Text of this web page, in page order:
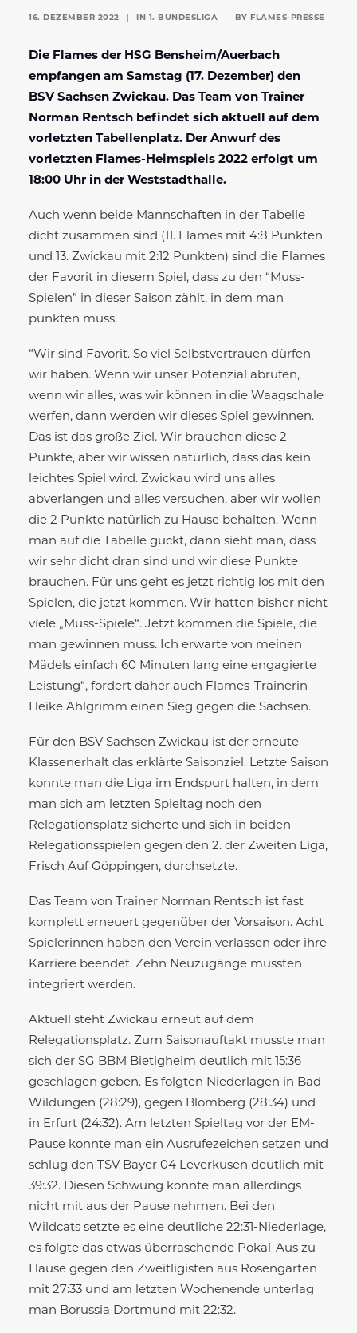
16. DEZEMBER 2022 IN 1. BUNDESLIGA BY FLAMES-PRESSE
Die Flames der HSG Bensheim/Auerbach
empfangen am Samstag (17. Dezember) den
BSV Sachsen Zwickau. Das Team von Trainer
Norman Rentsch befindet sich aktuell auf dem
vorletzten Tabellenplatz. Der Anwurf des
vorletzten Flames-Heimspiels 2022 erfolgt um
18:00 Uhr in der Weststadthalle.
Auch wenn beide Mannschaften in der Tabelle
dicht zusammen sind (11. Flames mit 4:8 Punkten
und 13. Zwickau mit 2:12 Punkten) sind die Flames
der Favorit in diesem Spiel, dass zu den “Muss-
Spielen” in dieser Saison zählt, in dem man
punkten muss.
“Wir sind Favorit. So viel Selbstvertrauen dürfen
wir haben. Wenn wir unser Potenzial abrufen,
wenn wir alles, was wir können in die Waagschale
werfen, dann werden wir dieses Spiel gewinnen.
Das ist das große Ziel. Wir brauchen diese 2
Punkte, aber wir wissen natürlich, dass das kein
leichtes Spiel wird. Zwickau wird uns alles
abverlangen und alles versuchen, aber wir wollen
die 2 Punkte natürlich zu Hause behalten. Wenn
man auf die Tabelle guckt, dann sieht man, dass
wir sehr dicht dran sind und wir diese Punkte
brauchen. Für uns geht es jetzt richtig los mit den
Spielen, die jetzt kommen. Wir hatten bisher nicht
viele „Muss-Spiele“. Jetzt kommen die Spiele, die
man gewinnen muss. Ich erwarte von meinen
Mädels einfach 60 Minuten lang eine engagierte
Leistung“, fordert daher auch Flames-Trainerin
Heike Ahlgrimm einen Sieg gegen die Sachsen.
Für den BSV Sachsen Zwickau ist der erneute
Klassenerhalt das erklärte Saisonziel. Letzte Saison
konnte man die Liga im Endspurt halten, in dem
man sich am letzten Spieltag noch den
Relegationsplatz sicherte und sich in beiden
Relegationsspielen gegen den 2. der Zweiten Liga,
Frisch Auf Göppingen, durchsetzte.
Das Team von Trainer Norman Rentsch ist fast
komplett erneuert gegenüber der Vorsaison. Acht
Spielerinnen haben den Verein verlassen oder ihre
Karriere beendet. Zehn Neuzugänge mussten
integriert werden.
Aktuell steht Zwickau erneut auf dem
Relegationsplatz. Zum Saisonauftakt musste man
sich der SG BBM Bietigheim deutlich mit 15:36
geschlagen geben. Es folgten Niederlagen in Bad
Wildungen (28:29), gegen Blomberg (28:34) und
in Erfurt (24:32). Am letzten Spieltag vor der EM-
Pause konnte man ein Ausrufezeichen setzen und
schlug den TSV Bayer 04 Leverkusen deutlich mit
39:32. Diesen Schwung konnte man allerdings
nicht mit aus der Pause nehmen. Bei den
Wildcats setzte es eine deutliche 22:31-Niederlage,
es folgte das etwas überraschende Pokal-Aus zu
Hause gegen den Zweitligisten aus Rosengarten
mit 27:33 und am letzten Wochenende unterlag
man Borussia Dortmund mit 22:32.